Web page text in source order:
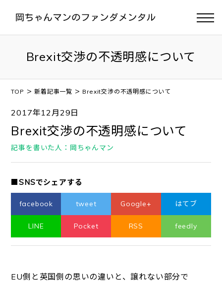
Brexit交渉の不透明感について
TOP >新着記事一覧 > Brexit交渉の不透明感について
2017年12月29日
Brexit交渉の不透明感について
記事を書いた人：岡ちゃんマン
■SNSでシェアする
facebook tweet Google+ はてブ
LINE Pocket RSS feedly
EU側と英国側の思いの違いと、譲れない部分で